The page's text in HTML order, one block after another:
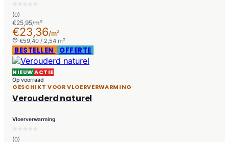
(0)
€25,95/m²
€23,36/m²
€59,40 / 2,54 m²
BESTELLEN OFFERTE
NIEUWACTIE
Op voorraad
GESCHIKT VOOR VLOERVERWARMING
Verouderd naturel
Vloerverwarming
(0)